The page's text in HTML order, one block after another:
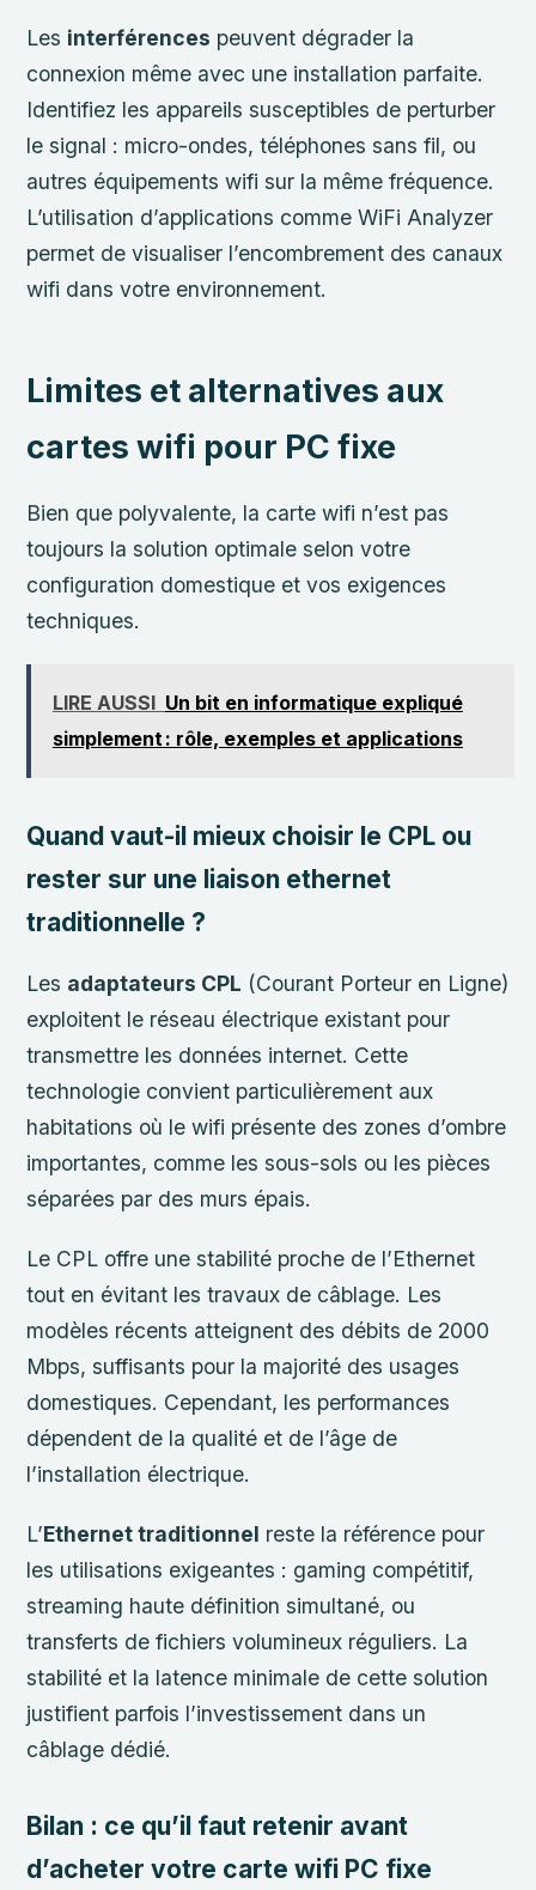
Les interférences peuvent dégrader la
connexion même avec une installation parfaite.
Identifiez les appareils susceptibles de perturber
le signal : micro-ondes, téléphones sans fil, ou
autres équipements wifi sur la même fréquence.
L’utilisation d’applications comme WiFi Analyzer
permet de visualiser l’encombrement des canaux
wifi dans votre environnement.
Limites et alternatives aux
cartes wifi pour PC fixe
Bien que polyvalente, la carte wifi n’est pas
toujours la solution optimale selon votre
configuration domestique et vos exigences
techniques.
LIRE AUSSI Un bit en informatique expliqué
simplement : rôle, exemples et applications
Quand vaut-il mieux choisir le CPL ou
rester sur une liaison ethernet
traditionnelle ?
Les adaptateurs CPL (Courant Porteur en Ligne)
exploitent le réseau électrique existant pour
transmettre les données internet. Cette
technologie convient particulièrement aux
habitations où le wifi présente des zones d’ombre
importantes, comme les sous-sols ou les pièces
séparées par des murs épais.
Le CPL offre une stabilité proche de l’Ethernet
tout en évitant les travaux de câblage. Les
modèles récents atteignent des débits de 2000
Mbps, suffisants pour la majorité des usages
domestiques. Cependant, les performances
dépendent de la qualité et de l’âge de
l’installation électrique.
L’Ethernet traditionnel reste la référence pour
les utilisations exigeantes : gaming compétitif,
streaming haute définition simultané, ou
transferts de fichiers volumineux réguliers. La
stabilité et la latence minimale de cette solution
justifient parfois l’investissement dans un
câblage dédié.
Bilan : ce qu’il faut retenir avant
d’acheter votre carte wifi PC fixe